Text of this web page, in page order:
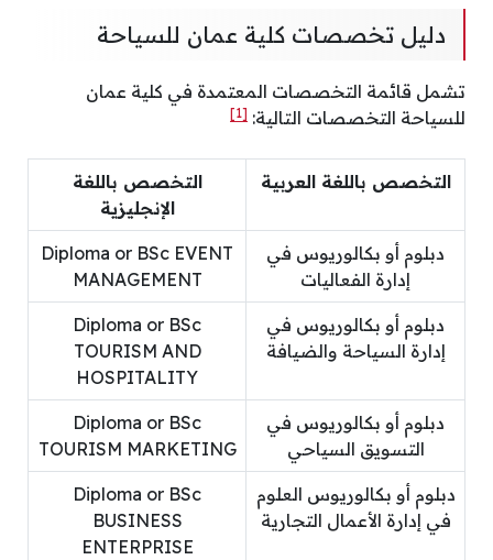
دليل تخصصات كلية عمان للسياحة
تشمل قائمة التخصصات المعتمدة في كلية عمان
للسياحة التخصصات التالية: [1]
التخصص باللغة العربية
التخصص باللغة
الإنجليزية
دبلوم أو بكالوريوس في
إدارة الفعاليات
Diploma or BSc EVENT
MANAGEMENT
دبلوم أو بكالوريوس في
إدارة السياحة والضيافة
Diploma or BSc
TOURISM AND
HOSPITALITY
دبلوم أو بكالوريوس في
التسويق السياحي
Diploma or BSc
TOURISM MARKETING
دبلوم أو بكالوريوس العلوم
في إدارة الأعمال التجارية
Diploma or BSc
BUSINESS
ENTERPRISE